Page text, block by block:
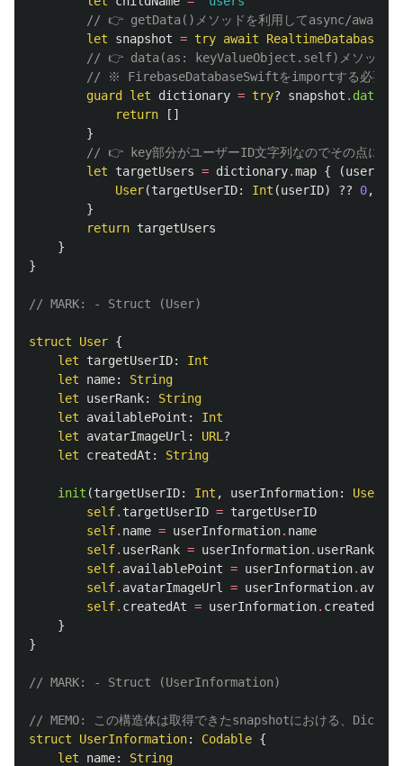
// 👉 getData()メソッドを利用してasync/awaitを
let
snapshot = try await
// 👉 data(as: keyValueObject.self)メソッドを利用
// ※ FirebaseDatabaseSwiftをimportする必要が
guard
let dictionary = try? snapshot . data
return
[]
}
// 👉 key部分がユーザーID文字列なのでその点に注
let
targetUsers = dictionary.map { (userID
User(targetUserID: Int (userID) ?? 0,
}
return targetUsers
}
}
// MARK: - Struct (User)
struct User {
let
targetUserID:
Int
let
name:
String
let
userRank:
String
let
availablePoint :
Int
let
avatarImageUrl : URL ?
let
createdAt : String
init (targetUserID: Int , userInformation:
self. targetUserID = targetUserID
self. name = userInformation. name
self. userRank = userInformation. userRank
self. availablePoint = userInformation.
self. avatarImageUrl = userInformation.
self. createdAt = userInformation. createdAt
}
}
// MARK: - Struct (UserInformation)
// MEMO: この構造体は取得できたsnapshotにおける、
struct
UserInformation: Codable {
let
name:
String